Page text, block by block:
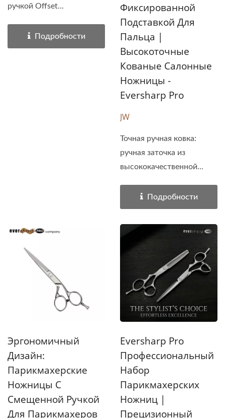
ручкой Offset...
Подробности
Фиксированной
Подставкой Для
Пальца |
Высокоточные
Кованые Салонные
Ножницы -
Eversharp Pro
JW
Точная ручная ковка:
ручная заточка из
высококачественной...
Подробности
Эргономичный
Дизайн:
Парикмахерские
Ножницы С
Смещенной Ручкой
Для Парикмахеров
Eversharp Pro
Профессиональный
Набор
Парикмахерских
Ножниц |
Прецизионный